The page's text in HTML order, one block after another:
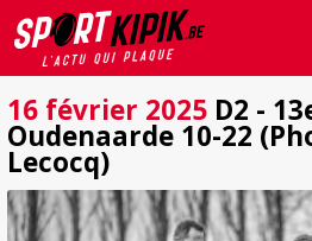
16 février 2025 D2 -
Oudenaarde 10-22
Lecocq)